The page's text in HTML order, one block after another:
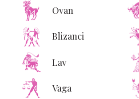
Ovan
Blizanci
Lav
Vaga